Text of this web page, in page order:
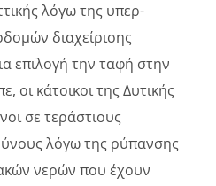
λόγω της υπερ-
διαχείρισης
επιλογή την ταφή στην
οι κάτοικοι της Δυτικής
σε τεράστιους
λόγω της ρύπανσης
νερών που έχουν